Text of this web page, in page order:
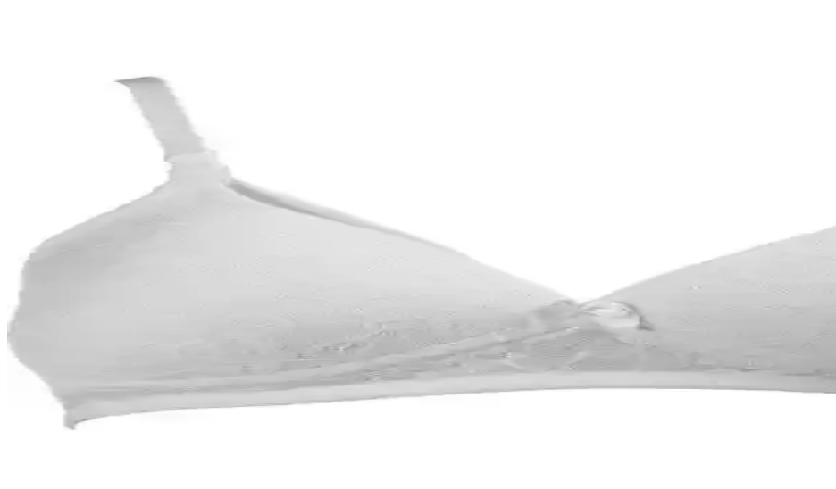
En iyi emzirme sütyenleri, konfor, destek ve estetiği bir arada sunar. Doğru seçimle hem sizin hem de bebeğinizin sağlığını koruyabilirsiniz.
Kom Mamma Pamuklu Emzirme Sütyen: Rahat ve Estetik Tasarımıyla Annelerin Tercihi
Yüksek pamuk oranı ve doğal malzemeleriyle öne çıkan Kom Mamma Pamuklu Emzirme Sütyen, pratik kullanım ve şık tasarımıyla annelerin
Baby Jem Siyah Emzirme Sütyeni: Rahat ve Fonksiyonel Anneler İçin Tasarlandı
Baby Jem emzirme sütyeni, yüksek kaliteli pamuk ve esnek yapısıyla rahatlık ve fonksiyonellik sağlar, kolay kullanımıyla annelerin tercihidir.
Sema Baby Kruvaze Emzirme Sütyeni Siyah 80 Beden Rahat ve Güvenli Kullanım
Sema Baby'nin siyah kruvaze emzirme sütyeni, kolay kullanımı ve konforu ile annelerin bebeklerini rahatça emzirmesini sağlar, güvenli ve doğal
Moonlight 10877 Emzirme Sütyeni: Rahat ve Şık Tasarımıyla Günlük Kullanım İçin Idealdir
Moonlight 10877 emzirme sütyeni, kolay kullanım, şık tasarım ve yüksek konfor sağlayan özellikleriyle annelerin ihtiyaçlarına uygun, günlük ve
Baby Jem Emzirme Sütyeni: Doğal Malzeme ve Pratik Kullanım ile Anne Konforunu Artırır